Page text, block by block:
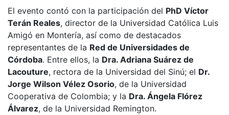
El evento contó con la participación del PhD Víctor
Terán Reales, director de la Universidad Católica Luis
Amigó en Montería, así como de destacados
representantes de la Red de Universidades de
Córdoba. Entre ellos, la Dra. Adriana Suárez de
Lacouture, rectora de la Universidad del Sinú; el Dr.
Jorge Wilson Vélez Osorio, de la Universidad
Cooperativa de Colombia; y la Dra. Ángela Flórez
Álvarez, de la Universidad Remington.